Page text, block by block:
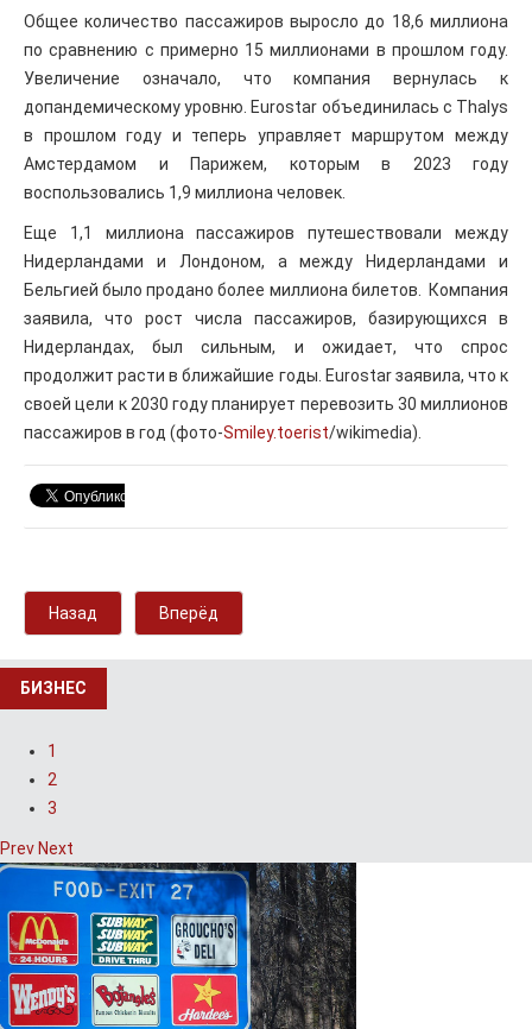
Общее количество пассажиров выросло до 18,6 миллиона
по сравнению с примерно 15 миллионами в прошлом году.
Увеличение означало, что компания вернулась к
допандемическому уровню. Eurostar объединилась с Thalys
в прошлом году и теперь управляет маршрутом между
Амстердамом и Парижем, которым в 2023 году
воспользовались 1,9 миллиона человек.
Еще 1,1 миллиона пассажиров путешествовали между
Нидерландами и Лондоном, а между Нидерландами и
Бельгией было продано более миллиона билетов. Компания
заявила, что рост числа пассажиров, базирующихся в
Нидерландах, был сильным, и ожидает, что спрос
продолжит расти в ближайшие годы. Eurostar заявила, что к
своей цели к 2030 году планирует перевозить 30 миллионов
пассажиров в год (фото-Smiley.toerist/wikimedia).
Назад Вперёд
БИЗНЕС
1
2
3
Prev Next